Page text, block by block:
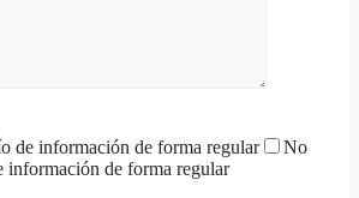
de información de forma regular
No
información de forma regular